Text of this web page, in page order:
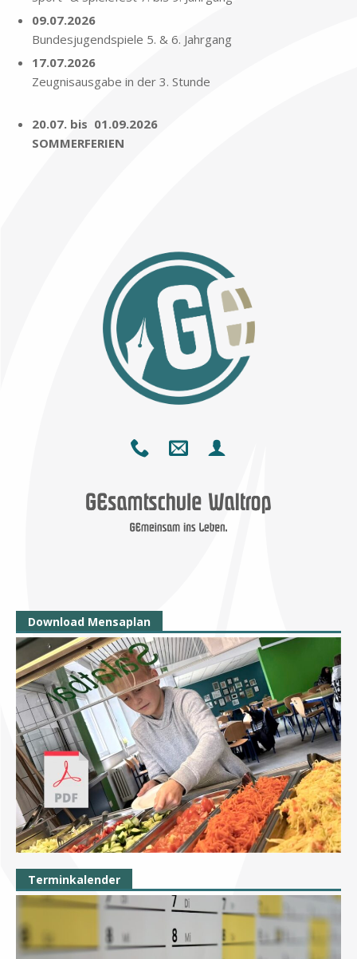
09.07.2026
Bun­des­ju­gend­spie­le 5. & 6. Jahr­gang
17.07.2026
Zeug­nis­aus­ga­be in der 3. Stun­de
20.07. bis 01.09.2026
SOMMERFERIEN
Download Mensaplan
Terminkalender